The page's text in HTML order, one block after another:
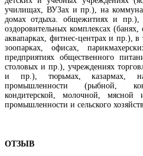
училищах, ВУЗах и пр.), на
домах отдыха. общежитиях и пр.),
оздоровительных комплексах (банях,
аквапарках, фитнес-центрах и пр.), в
зоопарках, офисах,
предприятиях общественного
столовых и пр.), учреждениях
и пр.), тюрьмах, казармах,
промышленности (рыбной,
кондитерской, молочной,
промышленности и сельского
ОТЗЫВ